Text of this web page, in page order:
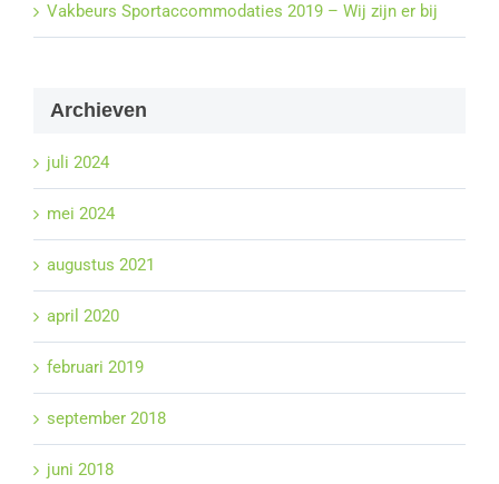
Vakbeurs Sportaccommodaties 2019 – Wij zijn er bij
Archieven
juli 2024
mei 2024
augustus 2021
april 2020
februari 2019
september 2018
juni 2018